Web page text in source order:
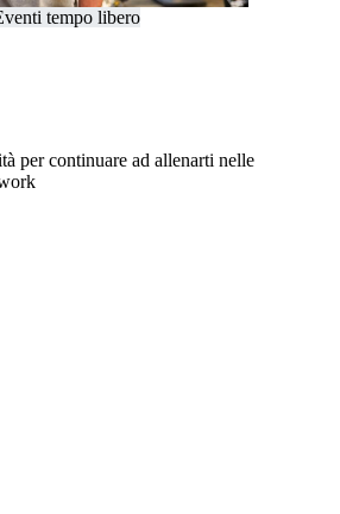
tempo libero
per continuare ad allenarti nelle